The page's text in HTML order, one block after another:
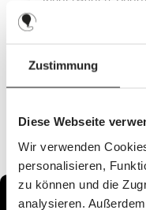
Zustimmung
Diese Webseite
Wir verwenden
personalisieren,
zu können und die
analysieren.
anbringen. Ganz